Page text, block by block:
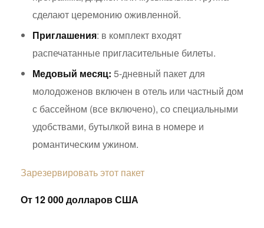
сделают церемонию оживленной.
Приглашения: в комплект входят
распечатанные пригласительные билеты.
Медовый месяц: 5-дневный пакет для
молодоженов включен в отель или частный дом
с бассейном (все включено), со специальными
удобствами, бутылкой вина в номере и
романтическим ужином.
Зарезервировать этот пакет
От 12 000 долларов США